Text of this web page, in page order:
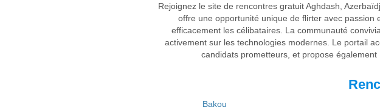
Rejoignez le site de rencontres gratuit Aghdash,
offre une opportunité unique de flirter avec
efficacement les célibataires. La communauté
activement sur les technologies modernes. Le portail
candidats prometteurs, et propose
Bakou